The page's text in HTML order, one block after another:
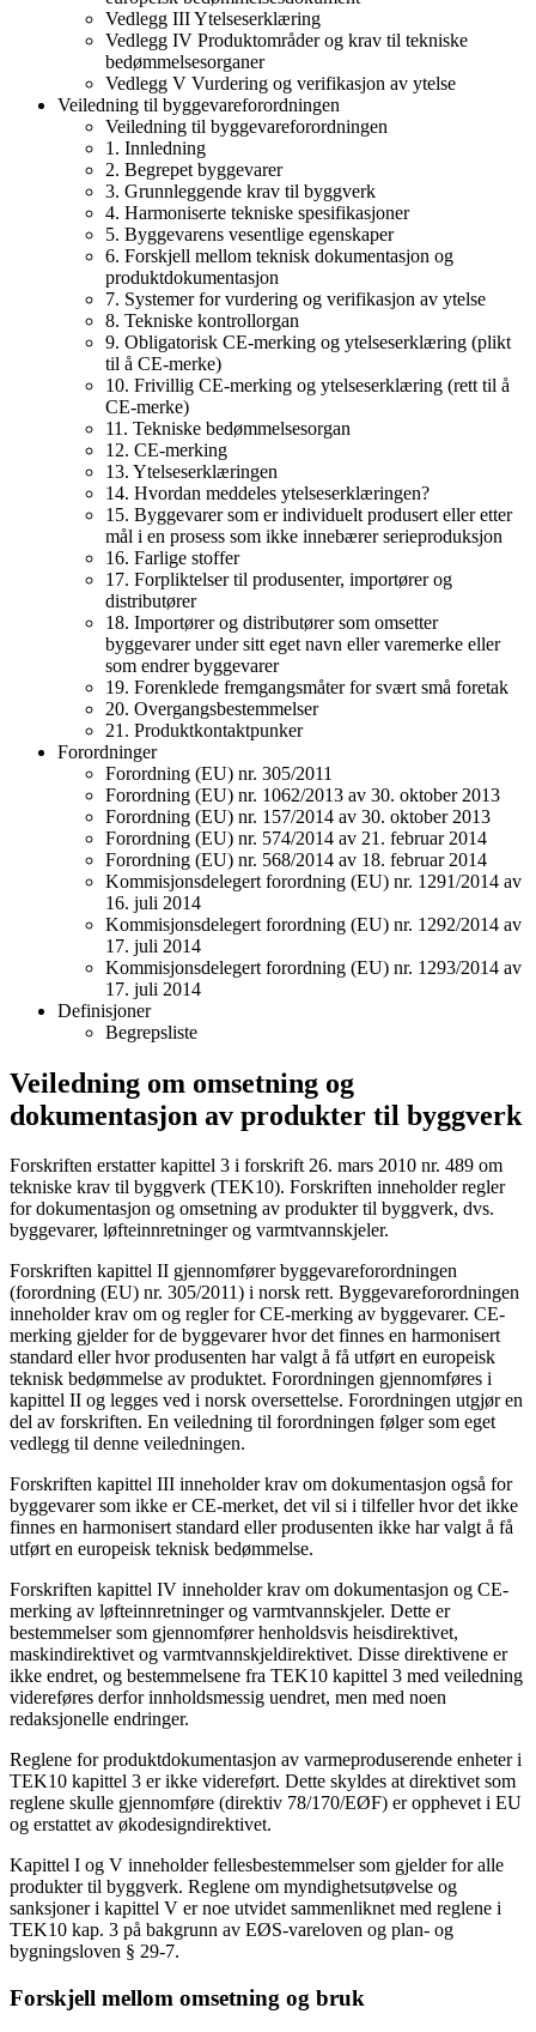
Vedlegg III Ytelseserklæring
Vedlegg IV Produktområder og krav til tekniske
bedømmelsesorganer
Vedlegg V Vurdering og verifikasjon av ytelse
Veiledning til byggevareforordningen
Veiledning til byggevareforordningen
1. Innledning
2. Begrepet byggevarer
3. Grunnleggende krav til byggverk
4. Harmoniserte tekniske spesifikasjoner
5. Byggevarens vesentlige egenskaper
6. Forskjell mellom teknisk dokumentasjon og
produktdokumentasjon
7. Systemer for vurdering og verifikasjon av ytelse
8. Tekniske kontrollorgan
9. Obligatorisk CE-merking og ytelseserklæring (plikt
til å CE-merke)
10. Frivillig CE-merking og ytelseserklæring (rett til å
CE-merke)
11. Tekniske bedømmelsesorgan
12. CE-merking
13. Ytelseserklæringen
14. Hvordan meddeles ytelseserklæringen?
15. Byggevarer som er individuelt produsert eller etter
mål i en prosess som ikke innebærer serieproduksjon
16. Farlige stoffer
17. Forpliktelser til produsenter, importører og
distributører
18. Importører og distributører som omsetter
byggevarer under sitt eget navn eller varemerke eller
som endrer byggevarer
19. Forenklede fremgangsmåter for svært små foretak
20. Overgangsbestemmelser
21. Produktkontaktpunker
Forordninger
Forordning (EU) nr. 305/2011
Forordning (EU) nr. 1062/2013 av 30. oktober 2013
Forordning (EU) nr. 157/2014 av 30. oktober 2013
Forordning (EU) nr. 574/2014 av 21. februar 2014
Forordning (EU) nr. 568/2014 av 18. februar 2014
Kommisjonsdelegert forordning (EU) nr. 1291/2014 av
16. juli 2014
Kommisjonsdelegert forordning (EU) nr. 1292/2014 av
17. juli 2014
Kommisjonsdelegert forordning (EU) nr. 1293/2014 av
17. juli 2014
Definisjoner
Begrepsliste
Veiledning om omsetning og
dokumentasjon av produkter til byggverk
Forskriften erstatter kapittel 3 i forskrift 26. mars 2010 nr. 489 om
tekniske krav til byggverk (TEK10). Forskriften inneholder regler
for dokumentasjon og omsetning av produkter til byggverk, dvs.
byggevarer, løfteinnretninger og varmtvannskjeler.
Forskriften kapittel II gjennomfører byggevareforordningen
(forordning (EU) nr. 305/2011) i norsk rett. Byggevareforordningen
inneholder krav om og regler for CE-merking av byggevarer. CE-
merking gjelder for de byggevarer hvor det finnes en harmonisert
standard eller hvor produsenten har valgt å få utført en europeisk
teknisk bedømmelse av produktet. Forordningen gjennomføres i
kapittel II og legges ved i norsk oversettelse. Forordningen utgjør en
del av forskriften. En veiledning til forordningen følger som eget
vedlegg til denne veiledningen.
Forskriften kapittel III inneholder krav om dokumentasjon også for
byggevarer som ikke er CE-merket, det vil si i tilfeller hvor det ikke
finnes en harmonisert standard eller produsenten ikke har valgt å få
utført en europeisk teknisk bedømmelse.
Forskriften kapittel IV inneholder krav om dokumentasjon og CE-
merking av løfteinnretninger og varmtvannskjeler. Dette er
bestemmelser som gjennomfører henholdsvis heisdirektivet,
maskindirektivet og varmtvannskjeldirektivet. Disse direktivene er
ikke endret, og bestemmelsene fra TEK10 kapittel 3 med veiledning
videreføres derfor innholdsmessig uendret, men med noen
redaksjonelle endringer.
Reglene for produktdokumentasjon av varmeproduserende enheter i
TEK10 kapittel 3 er ikke videreført. Dette skyldes at direktivet som
reglene skulle gjennomføre (direktiv 78/170/EØF) er opphevet i EU
og erstattet av økodesigndirektivet.
Kapittel I og V inneholder fellesbestemmelser som gjelder for alle
produkter til byggverk. Reglene om myndighetsutøvelse og
sanksjoner i kapittel V er noe utvidet sammenliknet med reglene i
TEK10 kap. 3 på bakgrunn av EØS-vareloven og plan- og
bygningsloven § 29-7.
Forskjell mellom omsetning og bruk